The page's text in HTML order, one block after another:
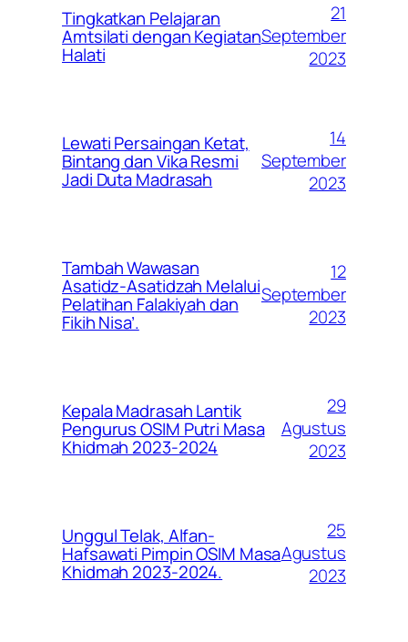
Tingkatkan Pelajaran
Amtsilati dengan Kegiatan
Halati
21
September
2023
Lewati Persaingan Ketat,
Bintang dan Vika Resmi
Jadi Duta Madrasah
14
September
2023
Tambah Wawasan
Asatidz-Asatidzah Melalui
Pelatihan Falakiyah dan
Fikih Nisa’.
12
September
2023
Kepala Madrasah Lantik
Pengurus OSIM Putri Masa
Khidmah 2023-2024
29
Agustus
2023
Unggul Telak, Alfan-
Hafsawati Pimpin OSIM Masa
Khidmah 2023-2024.
25
Agustus
2023